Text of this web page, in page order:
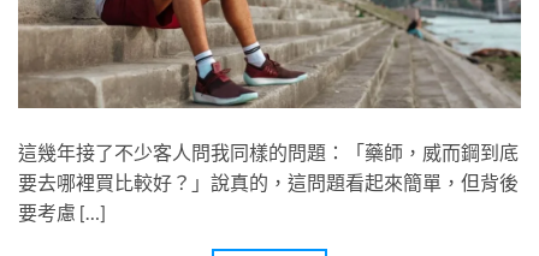
這幾年接了不少客人問我同樣的問題：「藥師，威而鋼到底
要去哪裡買比較好？」說真的，這問題看起來簡單，但背後
要考慮 […]